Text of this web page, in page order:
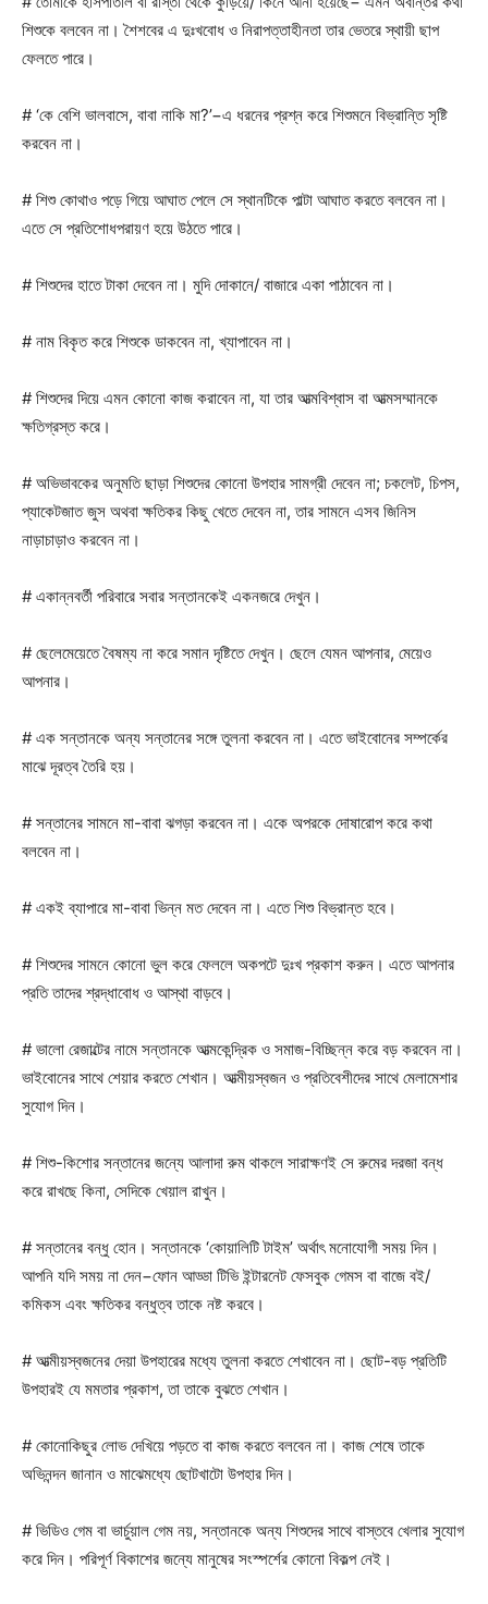
শিশুকে বলবেন না। শৈশবের এ দুঃখবোধ ও নিরাপত্তাহীনতা তার ভেতরে স্থায়ী ছাপ
ফেলতে পারে।
# ‘কে বেশি ভালবাসে, বাবা নাকি মা?’−এ ধরনের প্রশ্ন করে শিশুমনে বিভ্রান্তি সৃষ্টি
করবেন না।
# শিশু কোথাও পড়ে গিয়ে আঘাত পেলে সে স্থানটিকে পাল্টা আঘাত করতে বলবেন না।
এতে সে প্রতিশোধপরায়ণ হয়ে উঠতে পারে।
# শিশুদের হাতে টাকা দেবেন না। মুদি দোকানে/ বাজারে একা পাঠাবেন না।
# নাম বিকৃত করে শিশুকে ডাকবেন না, খ্যাপাবেন না।
# শিশুদের দিয়ে এমন কোনো কাজ করাবেন না, যা তার আত্মবিশ্বাস বা আত্মসম্মানকে
ক্ষতিগ্রস্ত করে।
# অভিভাবকের অনুমতি ছাড়া শিশুদের কোনো উপহার সামগ্রী দেবেন না; চকলেট, চিপস,
প্যাকেটজাত জুস অথবা ক্ষতিকর কিছু খেতে দেবেন না, তার সামনে এসব জিনিস
নাড়াচাড়াও করবেন না।
# একান্নবর্তী পরিবারে সবার সন্তানকেই একনজরে দেখুন।
# ছেলেমেয়েতে বৈষম্য না করে সমান দৃষ্টিতে দেখুন। ছেলে যেমন আপনার, মেয়েও
আপনার।
# এক সন্তানকে অন্য সন্তানের সঙ্গে তুলনা করবেন না। এতে ভাইবোনের সম্পর্কের
মাঝে দূরত্ব তৈরি হয়।
# সন্তানের সামনে মা-বাবা ঝগড়া করবেন না। একে অপরকে দোষারোপ করে কথা
বলবেন না।
# একই ব্যাপারে মা-বাবা ভিন্ন মত দেবেন না। এতে শিশু বিভ্রান্ত হবে।
# শিশুদের সামনে কোনো ভুল করে ফেললে অকপটে দুঃখ প্রকাশ করুন। এতে আপনার
প্রতি তাদের শ্রদ্ধাবোধ ও আস্থা বাড়বে।
# ভালো রেজাল্টের নামে সন্তানকে আত্মকেন্দ্রিক ও সমাজ-বিচ্ছিন্ন করে বড় করবেন না।
ভাইবোনের সাথে শেয়ার করতে শেখান। আত্মীয়স্বজন ও প্রতিবেশীদের সাথে মেলামেশার
সুযোগ দিন।
# শিশু-কিশোর সন্তানের জন্যে আলাদা রুম থাকলে সারাক্ষণই সে রুমের দরজা বন্ধ
করে রাখছে কিনা, সেদিকে খেয়াল রাখুন।
# সন্তানের বন্ধু হোন। সন্তানকে ‘কোয়ালিটি টাইম’ অর্থাৎ মনোযোগী সময় দিন।
আপনি যদি সময় না দেন−ফোন আড্ডা টিভি ইন্টারনেট ফেসবুক গেমস বা বাজে বই/
কমিকস এবং ক্ষতিকর বন্ধুত্ব তাকে নষ্ট করবে।
# আত্মীয়স্বজনের দেয়া উপহারের মধ্যে তুলনা করতে শেখাবেন না। ছোট-বড় প্রতিটি
উপহারই যে মমতার প্রকাশ, তা তাকে বুঝতে শেখান।
# কোনোকিছুর লোভ দেখিয়ে পড়তে বা কাজ করতে বলবেন না। কাজ শেষে তাকে
অভিনন্দন জানান ও মাঝেমধ্যে ছোটখাটো উপহার দিন।
# ভিডিও গেম বা ভার্চুয়াল গেম নয়, সন্তানকে অন্য শিশুদের সাথে বাস্তবে খেলার সুযোগ
করে দিন। পরিপূর্ণ বিকাশের জন্যে মানুষের সংস্পর্শের কোনো বিকল্প নেই।